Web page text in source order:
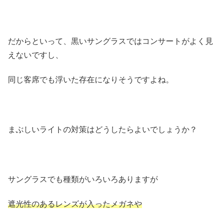
だからといって、黒いサングラスではコンサートがよく見
えないですし、
同じ客席でも浮いた存在になりそうですよね。
まぶしいライトの対策はどうしたらよいでしょうか？
サングラスでも種類がいろいろありますが
遮光性のあるレンズが入ったメガネや